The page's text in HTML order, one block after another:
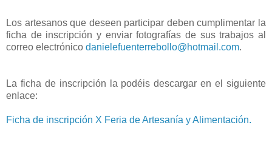
Los artesanos que deseen participar deben cumplimentar la
ficha de inscripción y enviar fotografías de sus trabajos al
correo electrónico danielefuenterrebollo@hotmail.com.
La ficha de inscripción la podéis descargar en el siguiente
enlace:
Ficha de inscripción X Feria de Artesanía y Alimentación.